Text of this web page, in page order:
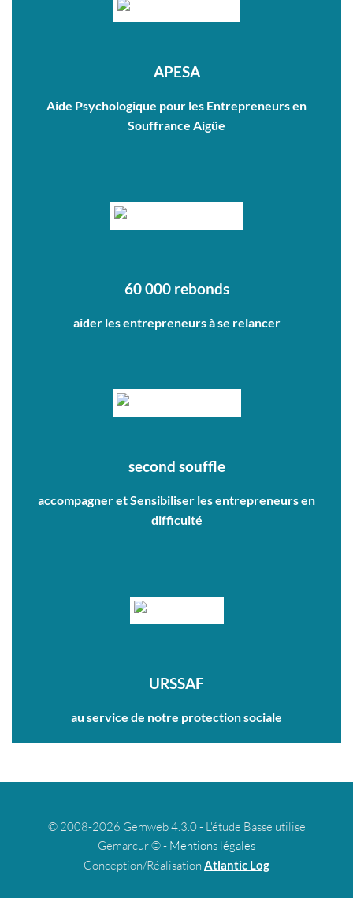
APESA
Aide Psychologique pour les Entrepreneurs en
Souffrance Aigüe
60 000 rebonds
aider les entrepreneurs à se relancer
second souffle
accompagner et Sensibiliser les entrepreneurs en
difficulté
URSSAF
au service de notre protection sociale
© 2008-2026 Gemweb 4.3.0 - L'étude Basse utilise
Gemarcur © - Mentions légales
Conception/Réalisation Atlantic Log